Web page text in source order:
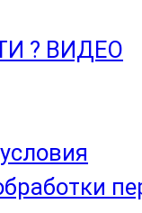
? ВИДЕО